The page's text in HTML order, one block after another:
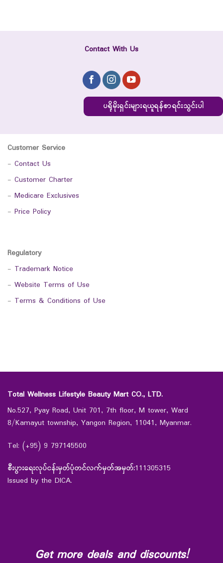
Contact With Us
ပရိုမိုးရှင်းများရယူရန်စာရင်းသွင်းပါ
Customer Service
- Contact Us
- Customer Charter
- Medicare Exclusives
- Price Policy
Regulatory
- Trademark Notice
- Website Terms of Use
- Terms & Conditions of Use
Total Wellness Lifestyle Beauty Mart CO., LTD.
No.527, Pyay Road, Unit 701, 7th floor, M tower, Ward
8/Kamayut township, Yangon Region, 11041, Myanmar.
Tel: (+95) 9 797145500
စီးပွားရေးလုပ်ငန်းမှတ်ပုံတင်လက်မှတ်အမှတ်:111305315
Issued by the DICA.
Get more deals and discounts!